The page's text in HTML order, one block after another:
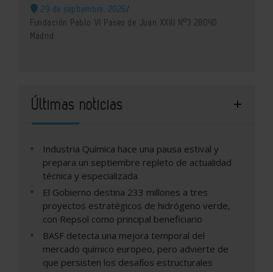
29 de septiembre, 2026/
Fundación Pablo VI Paseo de Juan XXIII Nº3 28040
Madrid
Últimas noticias
Industria Química hace una pausa estival y
prepara un septiembre repleto de actualidad
técnica y especializada
El Gobierno destina 233 millones a tres
proyectos estratégicos de hidrógeno verde,
con Repsol como principal beneficiario
BASF detecta una mejora temporal del
mercado químico europeo, pero advierte de
que persisten los desafíos estructurales